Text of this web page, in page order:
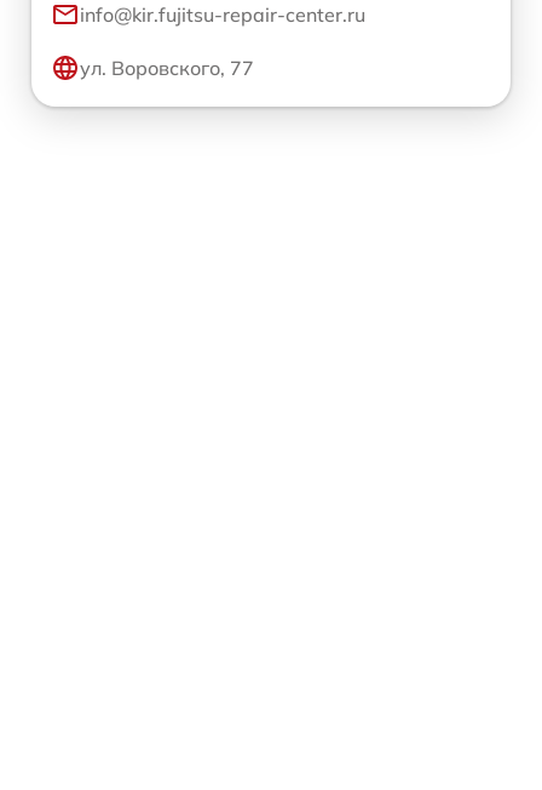
info@kir.fujitsu-repair-center.ru
ул. Воровского, 77